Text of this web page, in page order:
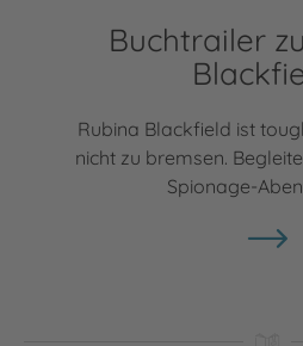
Buchtrailer
Rubina Blackfield ist
nicht zu bremsen.
Spionage-